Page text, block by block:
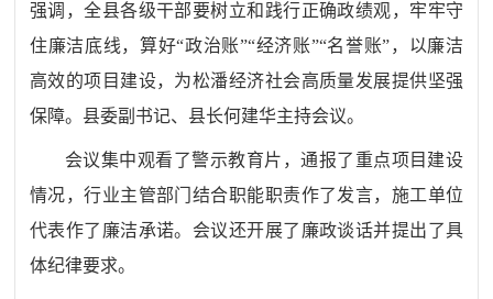
强调，全县各级干部要树立和践行正确政绩观，牢牢守
住廉洁底线，算好“政治账”“经济账”“名誉账”，以廉洁
高效的项目建设，为松潘经济社会高质量发展提供坚强
保障。县委副书记、县长何建华主持会议。
会议集中观看了警示教育片，通报了重点项目建设
情况，行业主管部门结合职能职责作了发言，施工单位
代表作了廉洁承诺。会议还开展了廉政谈话并提出了具
体纪律要求。